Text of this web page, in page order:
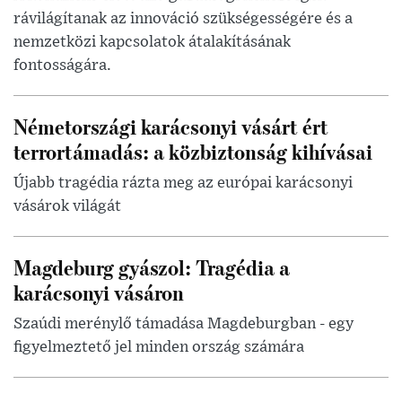
rávilágítanak az innováció szükségességére és a
nemzetközi kapcsolatok átalakításának
fontosságára.
Németországi karácsonyi vásárt ért
terrortámadás: a közbiztonság kihívásai
Újabb tragédia rázta meg az európai karácsonyi
vásárok világát
Magdeburg gyászol: Tragédia a
karácsonyi vásáron
Szaúdi merénylő támadása Magdeburgban - egy
figyelmeztető jel minden ország számára